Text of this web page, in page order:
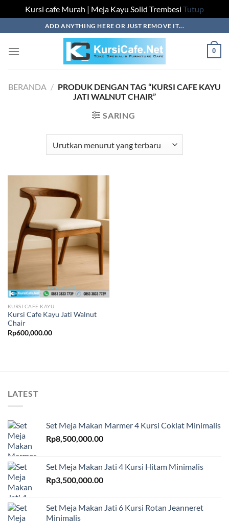
Kursi cafe Murah | Meja Kayu Solid Trembesi Tutup
to
content
ADD ANYTHING HERE OR JUST REMOVE IT...
0
BERANDA / PRODUK DENGAN TAG “KURSI CAFE KAYU
JATI WALNUT CHAIR”
SARING
KURSI CAFE KAYU
Kursi Cafe Kayu Jati Walnut
Chair
Rp600,000.00
LATEST
Set Meja Makan Marmer 4 Kursi Coklat Minimalis
Rp8,500,000.00
Set Meja Makan Jati 4 Kursi Hitam Minimalis
Rp3,500,000.00
Set Meja Makan Jati 6 Kursi Rotan Jeanneret
Minimalis